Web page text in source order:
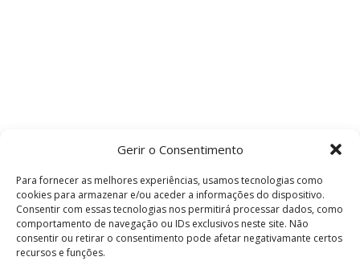
Gerir o Consentimento
Para fornecer as melhores experiências, usamos tecnologias como
cookies para armazenar e/ou aceder a informações do dispositivo.
Consentir com essas tecnologias nos permitirá processar dados, como
comportamento de navegação ou IDs exclusivos neste site. Não
consentir ou retirar o consentimento pode afetar negativamante certos
recursos e funções.